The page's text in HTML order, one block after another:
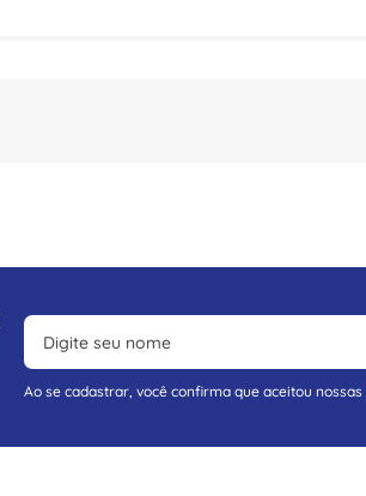
Ao se cadastrar, você confirma que aceitou nossas